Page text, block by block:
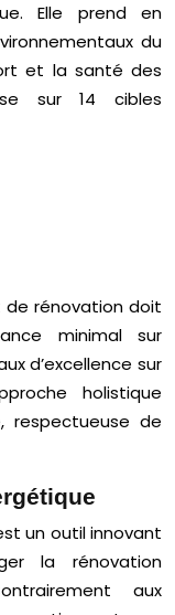
Elle prend en
du
et la santé des
sur 14 cibles
de rénovation doit
minimal sur
d’excellence sur
holistique
respectueuse de
un outil innovant
la rénovation
aux